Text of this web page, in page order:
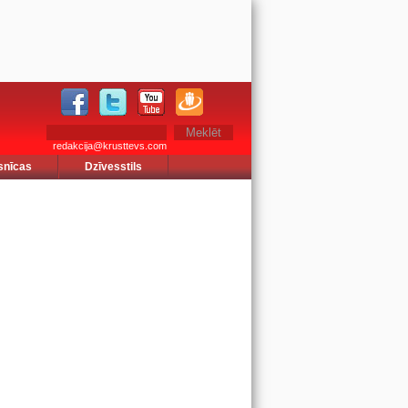
redakcija@krusttevs.com
Dzīvesstils